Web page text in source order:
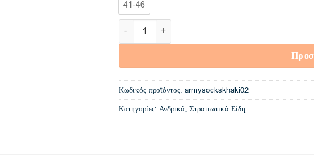
41-46
Κάλτσα Ελληνικού Στρατού Χακί ποσότητα
Κωδικός προϊόντος: armysockskhaki02
Κατηγορίες: Ανδρικά, Στρατιωτικά Είδη